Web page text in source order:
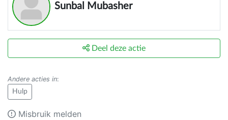
Sunbal Mubasher
Deel deze actie
Andere acties in:
Hulp
Misbruik melden